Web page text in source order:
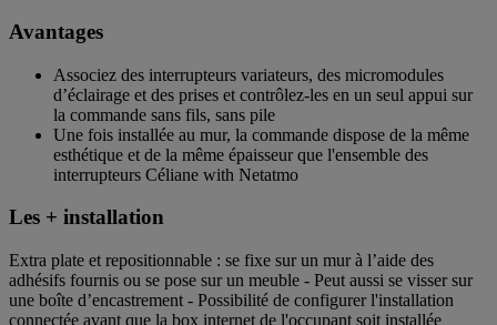
Avantages
Associez des interrupteurs variateurs, des micromodules
d’éclairage et des prises et contrôlez-les en un seul appui sur
la commande sans fils, sans pile
Une fois installée au mur, la commande dispose de la même
esthétique et de la même épaisseur que l'ensemble des
interrupteurs Céliane with Netatmo
Les + installation
Extra plate et repositionnable : se fixe sur un mur à l’aide des
adhésifs fournis ou se pose sur un meuble - Peut aussi se visser sur
une boîte d’encastrement - Possibilité de configurer l'installation
connectée avant que la box internet de l'occupant soit installée